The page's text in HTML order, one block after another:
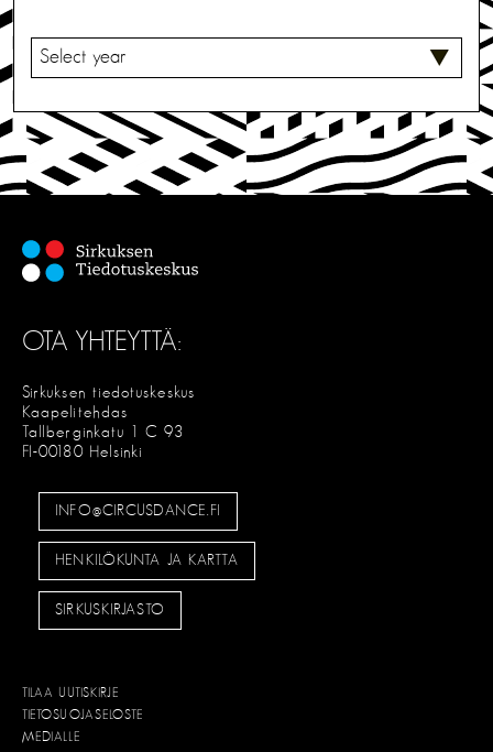
V
I
T
E
OTA YHTEYTTÄ:
Sirkuksen tiedotuskeskus
Kaapelitehdas
Tallberginkatu 1 C 93
FI-00180 Helsinki
INFO@CIRCUSDANCE.FI
HENKILÖKUNTA JA KARTTA
SIRKUSKIRJASTO
TILAA UUTISKIRJE
TIETOSUOJASELOSTE
MEDIALLE